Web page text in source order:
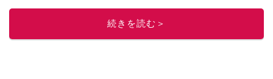
このイチオシストの他の記事を読む
続きを読む＞